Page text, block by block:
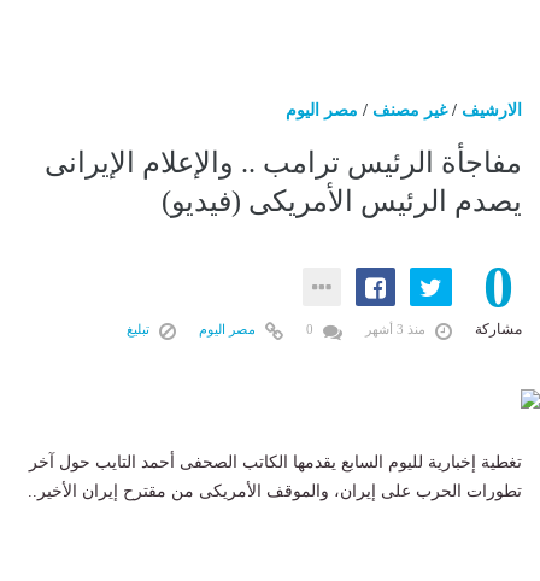
الارشيف /غير مصنف / مصر اليوم
مفاجأة الرئيس ترامب .. والإعلام الإيرانى
يصدم الرئيس الأمريكى (فيديو)
0
مشاركة منذ 3 أشهر مصر اليوم تبليغ
تغطية إخبارية لليوم السابع يقدمها الكاتب الصحفى أحمد التايب حول آخر
تطورات الحرب على إيران، والموقف الأمريكى من مقترح إيران الأخير..